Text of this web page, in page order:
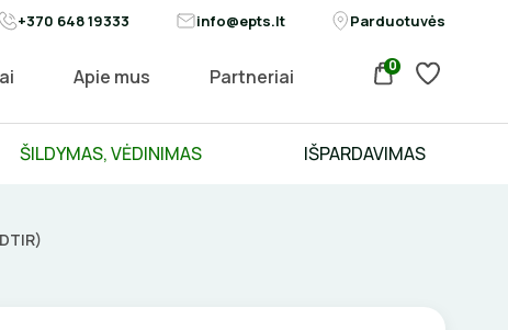
+370 648 19333 info@epts.lt Parduotuvės
Apie mus Partneriai 0
ŠILDYMAS, VĖDINIMAS IŠPARDAVIMAS